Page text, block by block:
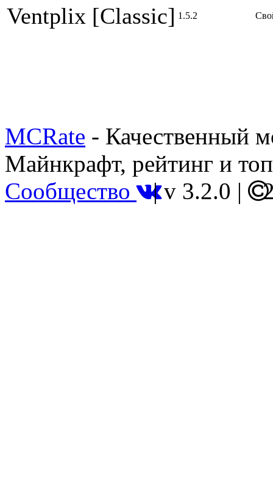
Ventplix [Classic] 1.5.2
MCRate - Качественный
Майнкрафт, рейтинг и
Сообщество |v 3.2.0 |